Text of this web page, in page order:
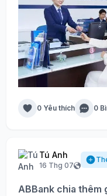
0 Yêu thích 0
Tú Anh
16 Thg 07
ABBank chia thêm